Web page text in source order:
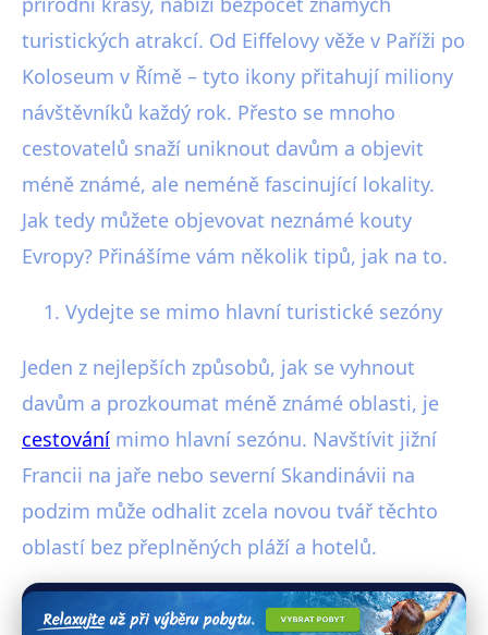
turistických atrakcí. Od Eiffelovy věže v Paříži po
Koloseum v Římě – tyto ikony přitahují miliony
návštěvníků každý rok. Přesto se mnoho
cestovatelů snaží uniknout davům a objevit
méně známé, ale neméně fascinující lokality.
Jak tedy můžete objevovat neznámé kouty
Evropy? Přinášíme vám několik tipů, jak na to.
Vydejte se mimo hlavní turistické sezóny
Jeden z nejlepších způsobů, jak se vyhnout
davům a prozkoumat méně známé oblasti, je
cestování mimo hlavní sezónu. Navštívit jižní
Francii na jaře nebo severní Skandinávii na
podzim může odhalit zcela novou tvář těchto
oblastí bez přeplněných pláží a hotelů.